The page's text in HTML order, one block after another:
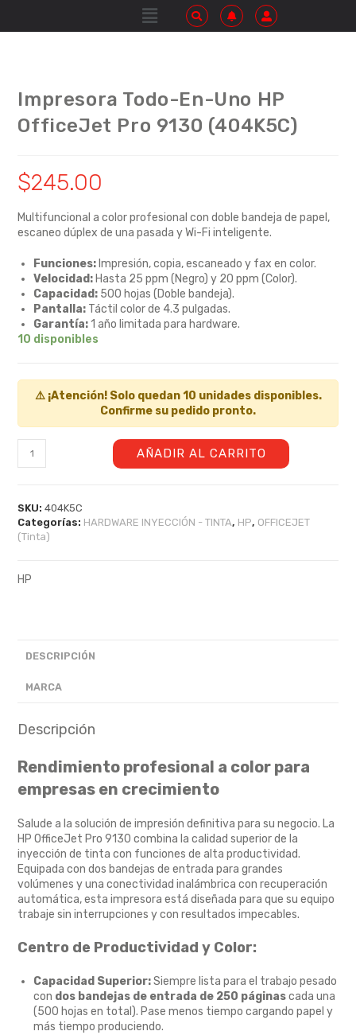
Impresora Todo-En-Uno HP
OfficeJet Pro 9130 (404K5C)
$245.00
Multifuncional a color profesional con doble bandeja de papel,
escaneo dúplex de una pasada y Wi-Fi inteligente.
Funciones: Impresión, copia, escaneado y fax en color.
Velocidad: Hasta 25 ppm (Negro) y 20 ppm (Color).
Capacidad: 500 hojas (Doble bandeja).
Pantalla: Táctil color de 4.3 pulgadas.
Garantía:1 año limitada para hardware.
10 disponibles
⚠️ ¡Atención! Solo quedan 10 unidades disponibles.
Confirme su pedido pronto.
AÑADIR AL CARRITO
SKU:404K5C
Categorías: HARDWARE INYECCIÓN - TINTA, HP, OFFICEJET
(Tinta)
HP
DESCRIPCIÓN
MARCA
Descripción
Rendimiento profesional a color para
empresas en crecimiento
Salude a la solución de impresión definitiva para su negocio. La
HP OfficeJet Pro 9130 combina la calidad superior de la
inyección de tinta con funciones de alta productividad.
Equipada con dos bandejas de entrada para grandes
volúmenes y una conectividad inalámbrica con recuperación
automática, esta impresora está diseñada para que su equipo
trabaje sin interrupciones y con resultados impecables.
Centro de Productividad y Color:
Capacidad Superior:Siempre lista para el trabajo pesado
con dos bandejas de entrada de 250 páginascada una
(500 hojas en total). Pase menos tiempo cargando papel y
más tiempo produciendo.